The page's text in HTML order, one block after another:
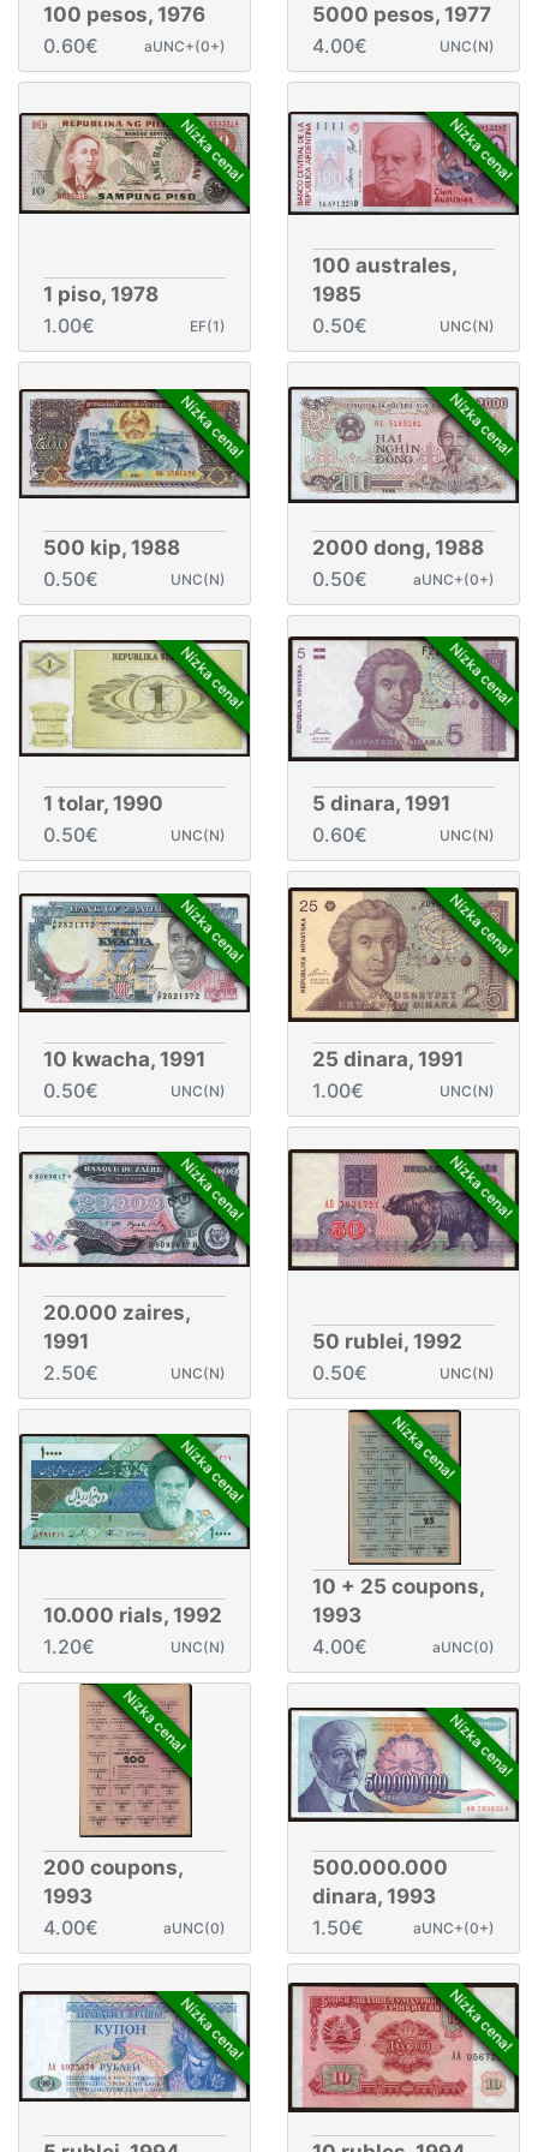
100 pesos, 1976
0.60€
aUNC+(0+)
5000 pesos, 1977
4.00€
UNC(N)
Nízka cena!
1 piso, 1978
1.00€
EF(1)
Nízka cena!
100 australes,
1985
0.50€
UNC(N)
Nízka cena!
500 kip, 1988
0.50€
UNC(N)
Nízka cena!
2000 dong, 1988
0.50€
aUNC+(0+)
Nízka cena!
1 tolar, 1990
0.50€
UNC(N)
Nízka cena!
5 dinara, 1991
0.60€
UNC(N)
Nízka cena!
10 kwacha, 1991
0.50€
UNC(N)
Nízka cena!
25 dinara, 1991
1.00€
UNC(N)
Nízka cena!
20.000 zaires,
1991
2.50€
UNC(N)
Nízka cena!
50 rublei, 1992
0.50€
UNC(N)
Nízka cena!
10.000 rials, 1992
1.20€
UNC(N)
Nízka cena!
10 + 25 coupons,
1993
4.00€
aUNC(0)
Nízka cena!
200 coupons,
1993
4.00€
aUNC(0)
Nízka cena!
500.000.000
dinara, 1993
1.50€
aUNC+(0+)
Nízka cena! Nízka cena!